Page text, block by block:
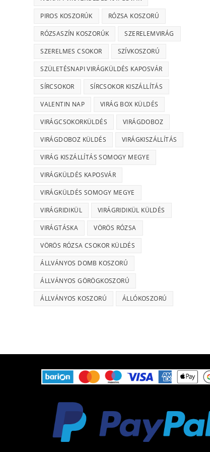
PIROS KOSZORÚK RÓZSA KOSZORÚ
RÓZSASZÍN KOSZORÚK SZERELEMVIRÁG
SZERELMES CSOKOR SZÍVKOSZORÚ
SZÜLETÉSNAPI VIRÁGKÜLDÉS KAPOSVÁR
SÍRCSOKOR SÍRCSOKOR KISZÁLLÍTÁS
VALENTIN NAP VIRÁG BOX KÜLDÉS
VIRÁGCSOKORKÜLDÉS VIRÁGDOBOZ
VIRÁGDOBOZ KÜLDÉS VIRÁGKISZÁLLÍTÁS
VIRÁG KISZÁLLÍTÁS SOMOGY MEGYE
VIRÁGKÜLDÉS KAPOSVÁR
VIRÁGKÜLDÉS SOMOGY MEGYE
VIRÁGRIDIKÜL VIRÁGRIDIKÜL KÜLDÉS
VIRÁGTÁSKA VÖRÖS RÓZSA
VÖRÖS RÓZSA CSOKOR KÜLDÉS
ÁLLVÁNYOS DOMB KOSZORÚ
ÁLLVÁNYOS GÖRÖGKOSZORÚ
ÁLLVÁNYOS KOSZORÚ ÁLLÓKOSZORÚ